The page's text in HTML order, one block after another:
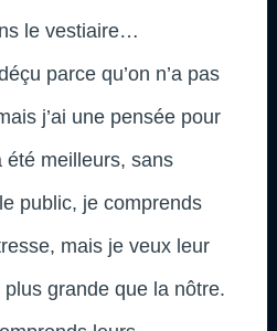
le vestiaire…
parce qu’on n’a pas
j’ai une pensée pour
été meilleurs, sans
public, je comprends
mais je veux leur
plus grande que la nôtre.